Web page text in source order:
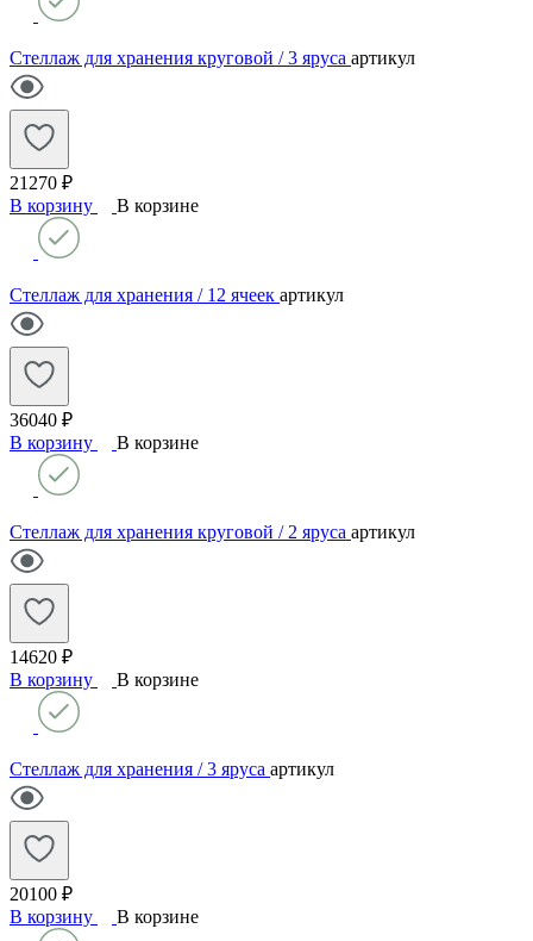
Стеллаж для хранения круговой / 3 яруса артикул
21270 ₽
В корзину
В корзине
Стеллаж для хранения / 12 ячеек артикул
36040 ₽
В корзину
В корзине
Стеллаж для хранения круговой / 2 яруса артикул
14620 ₽
В корзину
В корзине
Стеллаж для хранения / 3 яруса артикул
20100 ₽
В корзину
В корзине